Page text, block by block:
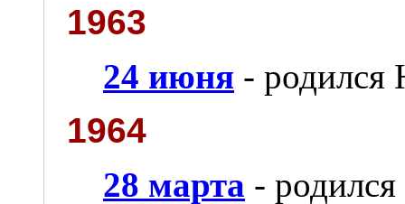
1963
24 июня -
1964
28 марта -